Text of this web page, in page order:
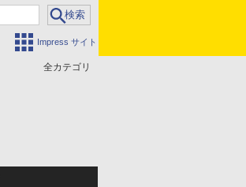
Impress サイト
全カテゴリ